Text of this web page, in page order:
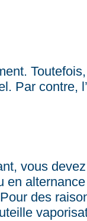
Par contre,
vous
en
des